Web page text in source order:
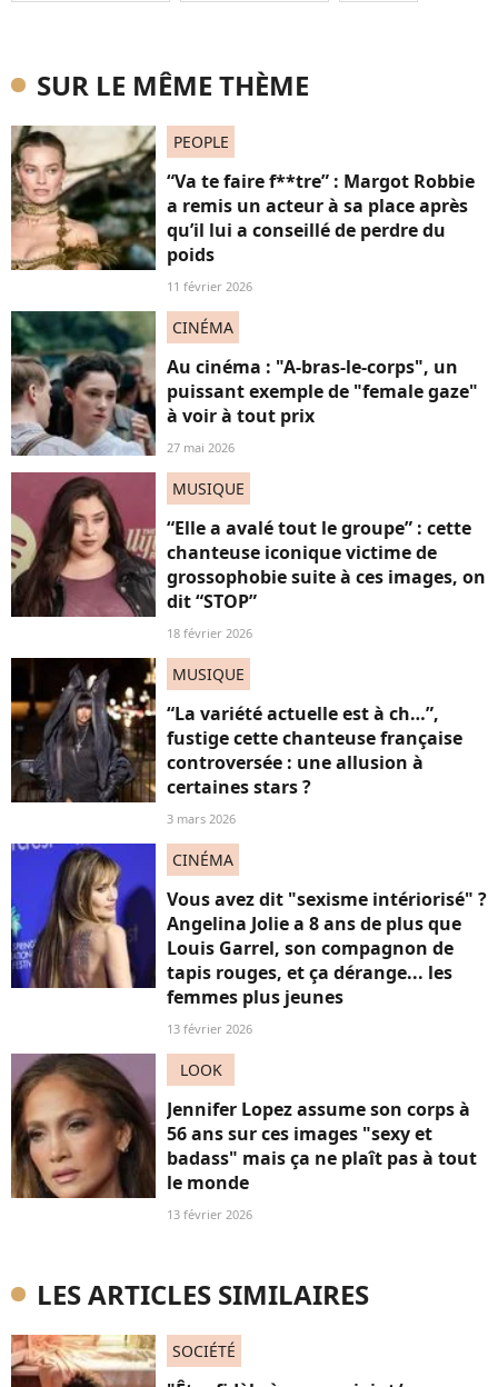
SUR LE MÊME THÈME
PEOPLE
“Va te faire f**tre” : Margot Robbie
a remis un acteur à sa place après
qu’il lui a conseillé de perdre du
poids
11 février 2026
CINÉMA
Au cinéma : "A-bras-le-corps", un
puissant exemple de "female gaze"
à voir à tout prix
27 mai 2026
MUSIQUE
“Elle a avalé tout le groupe” : cette
chanteuse iconique victime de
grossophobie suite à ces images, on
dit “STOP”
18 février 2026
MUSIQUE
“La variété actuelle est à ch…”,
fustige cette chanteuse française
controversée : une allusion à
certaines stars ?
3 mars 2026
CINÉMA
Vous avez dit "sexisme intériorisé" ?
Angelina Jolie a 8 ans de plus que
Louis Garrel, son compagnon de
tapis rouges, et ça dérange... les
femmes plus jeunes
13 février 2026
LOOK
Jennifer Lopez assume son corps à
56 ans sur ces images "sexy et
badass" mais ça ne plaît pas à tout
le monde
13 février 2026
LES ARTICLES SIMILAIRES
SOCIÉTÉ